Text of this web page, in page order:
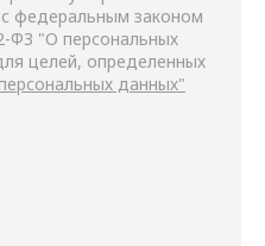
федеральным законом
ФЗ "О персональных
целей, определенных
данных"